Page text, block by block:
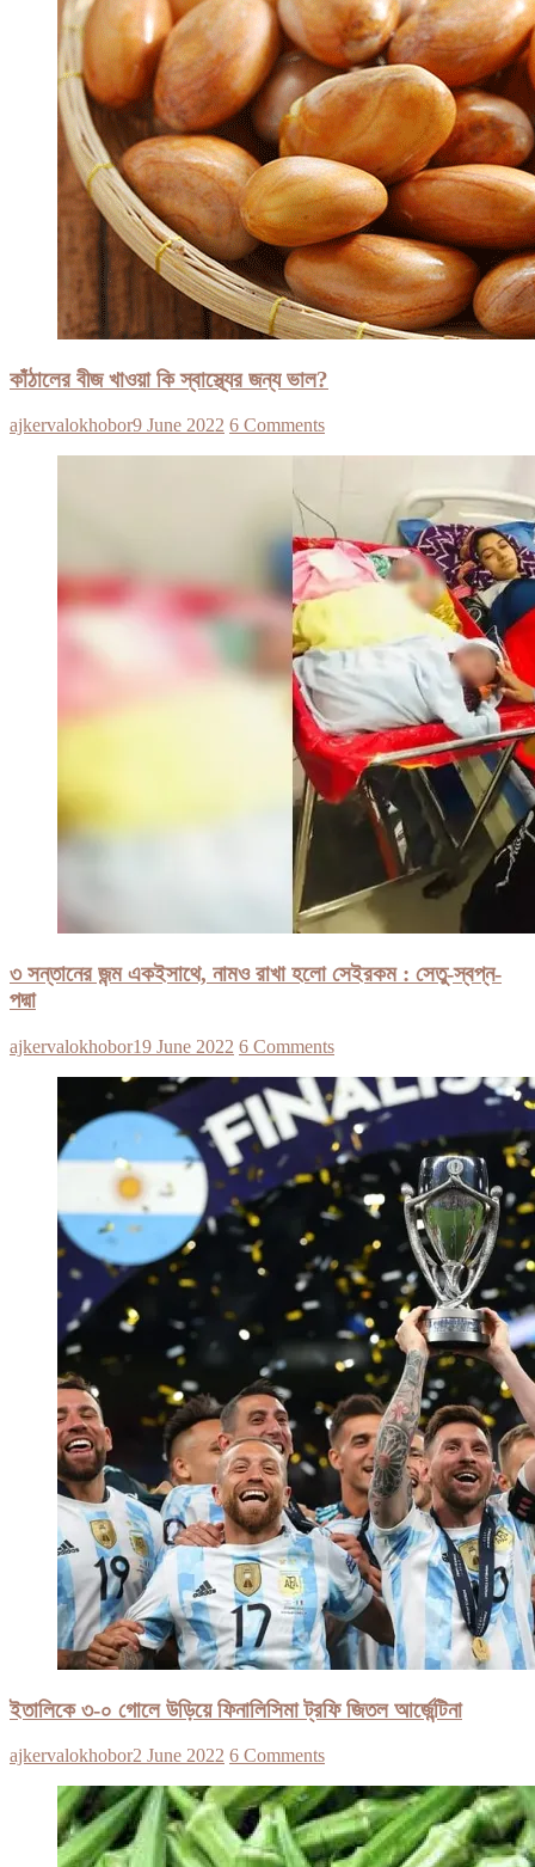
কাঁঠালের বীজ খাওয়া কি স্বাস্থ্যের জন্য ভাল?
ajkervalokhobor9 June 2022 6 Comments
৩ সন্তানের জন্ম একইসাথে, নামও রাখা হলো সেইরকম : সেতু-স্বপ্ন-
পদ্মা
ajkervalokhobor19 June 2022 6 Comments
ইতালিকে ৩-০ গোলে উড়িয়ে ফিনালিসিমা ট্রফি জিতল আর্জেন্টিনা
ajkervalokhobor2 June 2022 6 Comments